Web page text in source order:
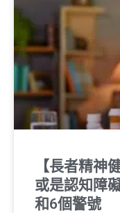
【長者精神
或是認知障
和6個警號